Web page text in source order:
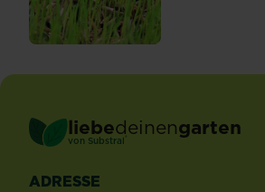
liebedeinengarten
von Substral ®
ADRESSE